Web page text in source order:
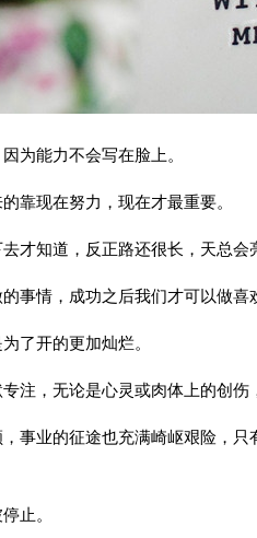
能力不会写在脸上。
现在努力，现在才最重要。
知道，反正路还很长，天总会
情，成功之后我们才可以做喜
开的更加灿烂。
，无论是心灵或肉体上的创伤
业的征途也充满崎岖艰险，只
止。